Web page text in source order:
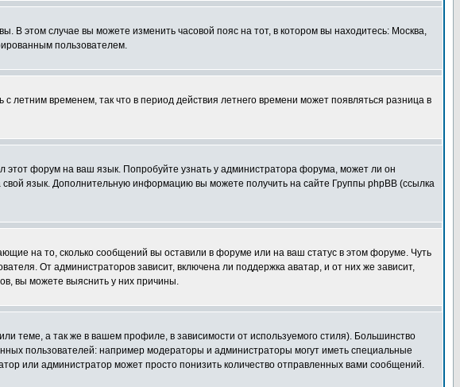
В этом случае вы можете изменить часовой пояс на тот, в котором вы находитесь: Москва,
пользователем.
летним временем, так что в период действия летнего времени может появляться разница в
этот форум на ваш язык. Попробуйте узнать у администратора форума, может ли он
язык. Дополнительную информацию вы можете получить на сайте Группы phpBB (ссылка
на то, сколько сообщений вы оставили в форуме или на ваш статус в этом форуме. Чуть
От администраторов зависит, включена ли поддержка аватар, и от них же зависит,
вы можете выяснить у них причины.
теме, а так же в вашем профиле, в зависимости от используемого стиля). Большинство
пользователей: например модераторы и администраторы могут иметь специальные
или администратор может просто понизить количество отправленных вами сообщений.